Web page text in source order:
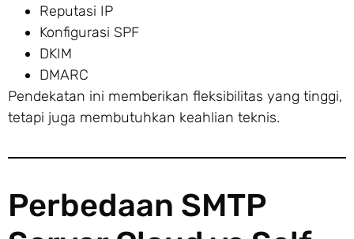
Reputasi IP
Konfigurasi SPF
DKIM
DMARC
Pendekatan ini memberikan fleksibilitas yang tinggi,
tetapi juga membutuhkan keahlian teknis.
Perbedaan SMTP